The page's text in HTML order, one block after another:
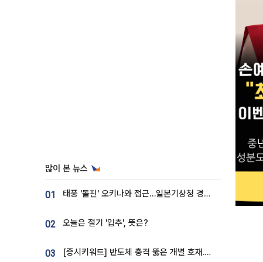
많이 본 뉴스
01 태풍 '돌핀' 오키나와 접근…일본기상청 경로 업데이트
02 오늘은 절기 '입추', 뜻은?
03 [증시키워드] 반도체 충격 뚫은 개별 호재...포스코퓨처엠·에코프로·한화솔루션 '눈길'